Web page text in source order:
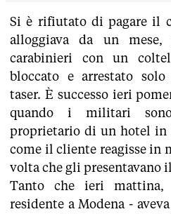
Si è rifiutato di pagare il
alloggiava da un
carabinieri con un
bloccato e arrestato
taser. È successo ieri
quando i militari
proprietario di un hotel in
come il cliente reagisse in
volta che gli presentavano
Tanto che ieri
residente a Modena -